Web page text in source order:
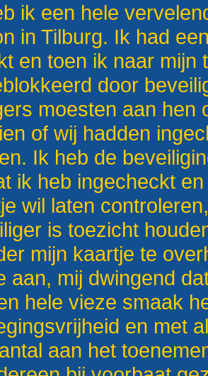
ik een hele
in Tilburg. Ik had
en toen ik naar
door
moesten aan hen
of wij hadden
Ik heb de
ik heb ingecheckt
wil laten
is toezicht
mijn kaartje te
aan, mij dwingend
hele vieze smaak
en met
aan het